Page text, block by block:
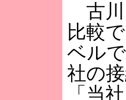
古川
比較
ベル
社の
「当